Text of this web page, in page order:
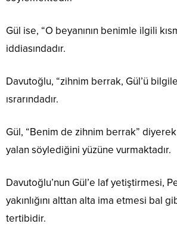
Gül ise, “O beyanının benimle ilgili
iddiasındadır.
Davutoğlu, “zihnim berrak, Gül’ü
ısrarındadır.
Gül, “Benim de zihnim berrak”
yalan söylediğini yüzüne vurmaktadır.
Davutoğlu’nun Gül’e laf yetiştirmesi,
yakınlığını alttan alta ima etmesi bal
tertibidir.